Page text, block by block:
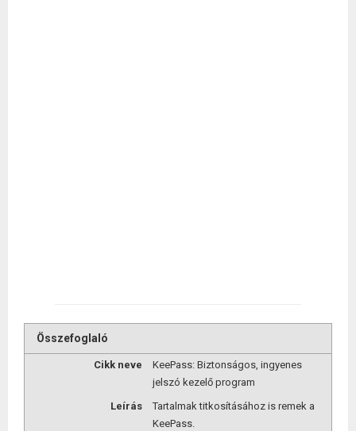
Összefoglaló
Cikk neve
KeePass: Biztonságos, ingyenes
jelszó kezelő program
Leírás
Tartalmak titkosításához is remek a
KeePass.